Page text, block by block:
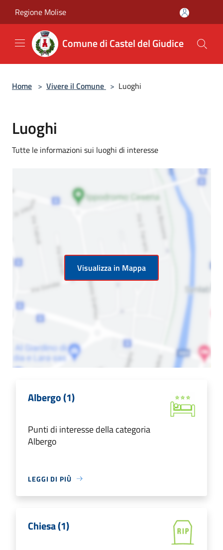
Regione Molise
Comune di Castel del Giudice
Home > Vivere il Comune > Luoghi
Luoghi
Tutte le informazioni sui luoghi di interesse
Visualizza in Mappa
Albergo (1)
Punti di interesse della categoria
Albergo
LEGGI DI PIÙ
Chiesa (1)